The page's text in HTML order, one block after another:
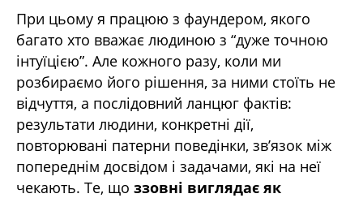
При цьому я працюю з фаундером, якого
багато хто вважає людиною з “дуже точною
інтуїцією”. Але кожного разу, коли ми
розбираємо його рішення, за ними стоїть не
відчуття, а послідовний ланцюг фактів:
результати людини, конкретні дії,
повторювані патерни поведінки, зв’язок між
попереднім досвідом і задачами, які на неї
чекають. Те, що ззовні виглядає як